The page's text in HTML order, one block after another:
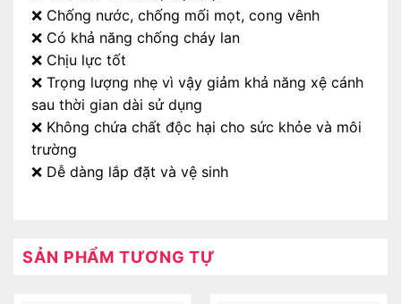
❌ Chống nước, chống mối mọt, cong vênh
❌ Có khả năng chống cháy lan
❌ Chịu lực tốt
❌ Trọng lượng nhẹ vì vậy giảm khả năng xệ cánh
sau thời gian dài sử dụng
❌ Không chứa chất độc hại cho sức khỏe và môi
trường
❌ Dễ dàng lắp đặt và vệ sinh
SẢN PHẨM TƯƠNG TỰ